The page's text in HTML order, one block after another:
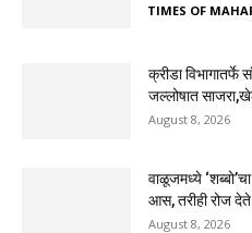
TIMES OF
क्रीडा विभागातर्फे
जल्लोषात
August 8, 2026
वाळूजमध्ये
आस, तरीही रोज
August 8, 2026